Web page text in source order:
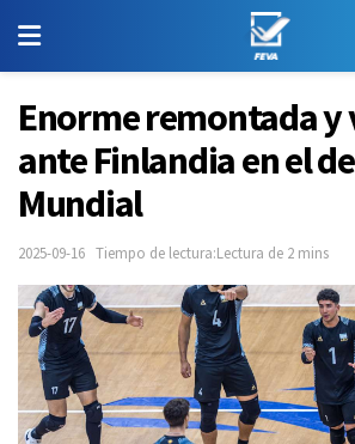
Enorme remontada
ante Finlandia en el
Mundial
2025-09-16 Tiempo de lectura:Lectura de 2 mins